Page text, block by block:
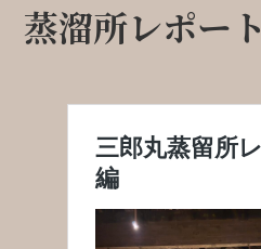
蒸溜所レポート